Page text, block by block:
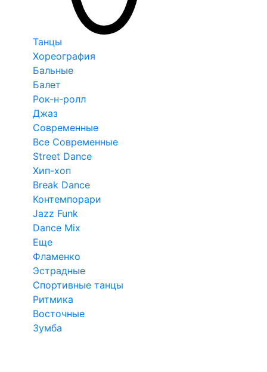
Танцы
Хореография
Бальные
Балет
Рок-н-ролл
Джаз
Современные
Все Современные
Street Dance
Хип-хоп
Break Dance
Контемпорари
Jazz Funk
Dance Mix
Еще
Фламенко
Эстрадные
Спортивные танцы
Ритмика
Восточные
Зумба